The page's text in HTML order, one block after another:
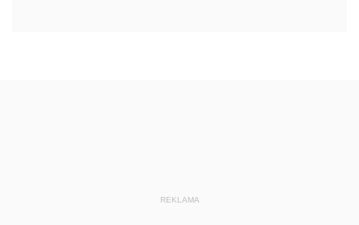
REKLAMA